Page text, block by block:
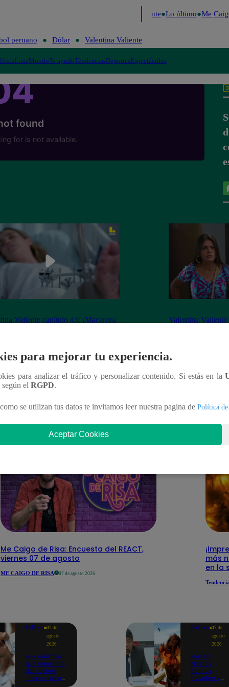
Valentina Valiente Lo último Me
peruano Dólar Valentina Valiente
LimaMundoTe ayudoTendenciasDeportesEspectáculos
Valiente capítulo 43: ¡Macarena
Valentina
Me Caigo de Risa: Encuesta del REACT,
viernes 07 de agosto
ME CAIGO DE RISA 07 de agosto 2026
más
en la
Política
07 de
agosto
2026
MEF anuncia
que aumento
del sueldo
mínimo será
Política 07 de
agosto
2026
Menos
Fiestas
Patrias,
Navidad y
para mejorar tu experiencia.
para analizar el tráfico y personalizar contenido. Si estás en la
según el RGPD.
se utilizan tus datos te invitamos leer nuestra pagina de Política
Aceptar Cookies